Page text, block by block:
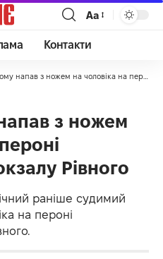
Аа
Контакти
з ножем на чоловіка на пероні залізничного вокзалу Рівного
з ножем
Рівного
раніше судимий
на пероні